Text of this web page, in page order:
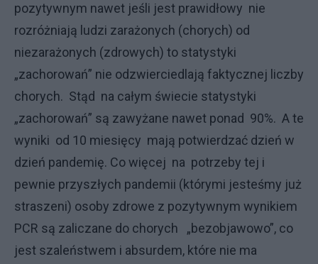
pozytywnym nawet jeśli jest prawidłowy nie
rozróżniają ludzi zarażonych (chorych) od
niezarażonych (zdrowych) to statystyki
„zachorowań” nie odzwierciedlają faktycznej liczby
chorych. Stąd na całym świecie statystyki
„zachorowań” są zawyżane nawet ponad 90%. A te
wyniki od 10 miesięcy mają potwierdzać dzień w
dzień pandemię. Co więcej na potrzeby tej i
pewnie przyszłych pandemii (którymi jesteśmy już
straszeni) osoby zdrowe z pozytywnym wynikiem
PCR są zaliczane do chorych „bezobjawowo”, co
jest szaleństwem i absurdem, które nie ma